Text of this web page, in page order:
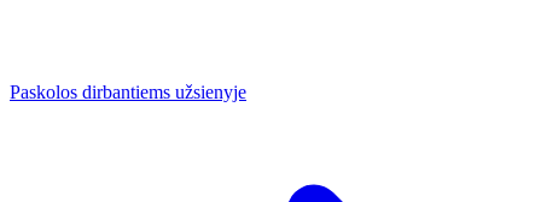
Paskolos dirbantiems užsienyje